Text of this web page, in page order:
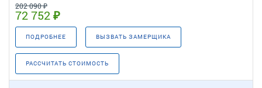
202 090 ₽
72 752 ₽
ПОДРОБНЕЕ ВЫЗВАТЬ ЗАМЕРЩИКА
РАССЧИТАТЬ СТОИМОСТЬ